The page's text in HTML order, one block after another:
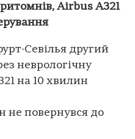
Airbus A321
Севілья другий
неврологічну
на 10 хвилин
не повернувся до